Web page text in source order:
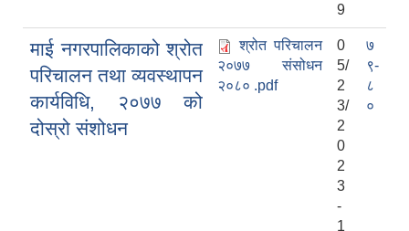
9
माई नगरपालिकाको श्रोत
परिचालन तथा व्यवस्थापन
कार्यविधि, २०७७ को
दोस्रो संशोधन
श्रोत परिचालन
२०७७ संसोधन
२०८० .pdf
0
5/
2
3/
2
0
2
3
-
1
७
९-
८
०